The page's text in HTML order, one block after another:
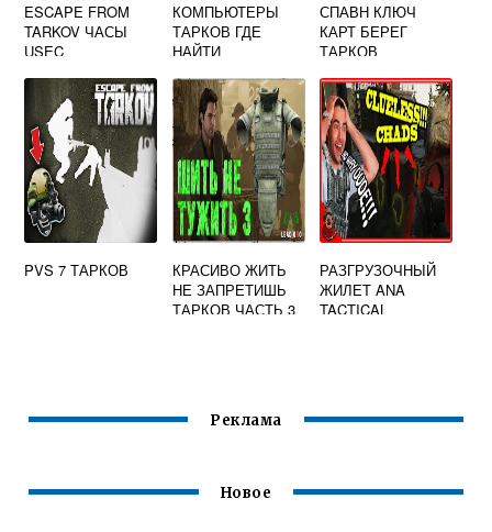
ESCAPE FROM
TARKOV ЧАСЫ
USEC
КОМПЬЮТЕРЫ
ТАРКОВ ГДЕ
НАЙТИ
СПАВН КЛЮЧ
КАРТ БЕРЕГ
ТАРКОВ
PVS 7 ТАРКОВ
КРАСИВО ЖИТЬ
НЕ ЗАПРЕТИШЬ
ТАРКОВ ЧАСТЬ 3
РАЗГРУЗОЧНЫЙ
ЖИЛЕТ ANA
TACTICAL
Реклама
Новое